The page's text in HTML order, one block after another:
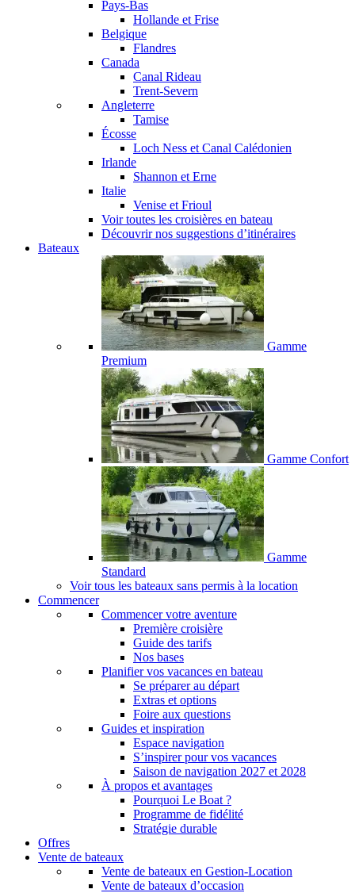
Pays-Bas
Hollande et Frise
Belgique
Flandres
Canada
Canal Rideau
Trent-Severn
Angleterre
Tamise
Écosse
Loch Ness et Canal Calédonien
Irlande
Shannon et Erne
Italie
Venise et Frioul
Voir toutes les croisières en bateau
Découvrir nos suggestions d’itinéraires
Bateaux
Gamme
Premium
Gamme Confort
Gamme
Standard
Voir tous les bateaux sans permis à la location
Commencer
Commencer votre aventure
Première croisière
Guide des tarifs
Nos bases
Planifier vos vacances en bateau
Se préparer au départ
Extras et options
Foire aux questions
Guides et inspiration
Espace navigation
S’inspirer pour vos vacances
Saison de navigation 2027 et 2028
À propos et avantages
Pourquoi Le Boat ?
Programme de fidélité
Stratégie durable
Offres
Vente de bateaux
Vente de bateaux en Gestion-Location
Vente de bateaux d’occasion